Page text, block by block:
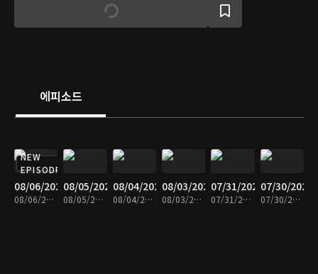
에피소드
NEW
EPISODE
08/06/2026
08/06/2026 • 30분
08/05/2026
08/05/2026 • 29분
08/04/2026
08/04/2026 • 30분
08/03/2026
08/03/2026 • 30분
07/31/2026
07/31/2026 • 30분
07/30/2026
07/30/2026 • 30분